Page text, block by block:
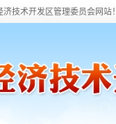
技术开发区管理委员会网站！